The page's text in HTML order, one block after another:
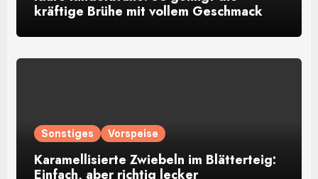
kräftige Brühe mit vollem Geschmack
Sonstiges Vorspeise
Karamellisierte Zwiebeln im Blätterteig:
Einfach, aber richtig lecker